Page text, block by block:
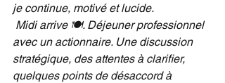
je continue, motivé et lucide.
Midi arrive 🍽️. Déjeuner professionnel
avec un actionnaire. Une discussion
stratégique, des attentes à clarifier,
quelques points de désaccord à